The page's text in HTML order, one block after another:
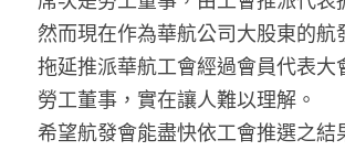
然而現在作為華航公司大股東的航
拖延推派華航工會經過會員代表大
勞工董事，實在讓人難以理解。
希望航發會能盡快依工會推選之結